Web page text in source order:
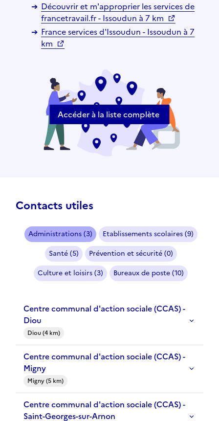
Découvrir et m'approprier les services de
francetravail.fr - Issoudun à 7 km
France services d'Issoudun - Issoudun à 7
km
Accéder à la liste complète
Contacts utiles
Administrations (3)
Etablissements scolaires (9)
Santé (5)
Prévention et sécurité (0)
Culture et loisirs (3)
Bureaux de poste (10)
Centre communal d'action sociale (CCAS) -
Diou
Diou (4 km)
Centre communal d'action sociale (CCAS) -
Migny
Migny (5 km)
Centre communal d'action sociale (CCAS) -
Saint-Georges-sur-Arnon